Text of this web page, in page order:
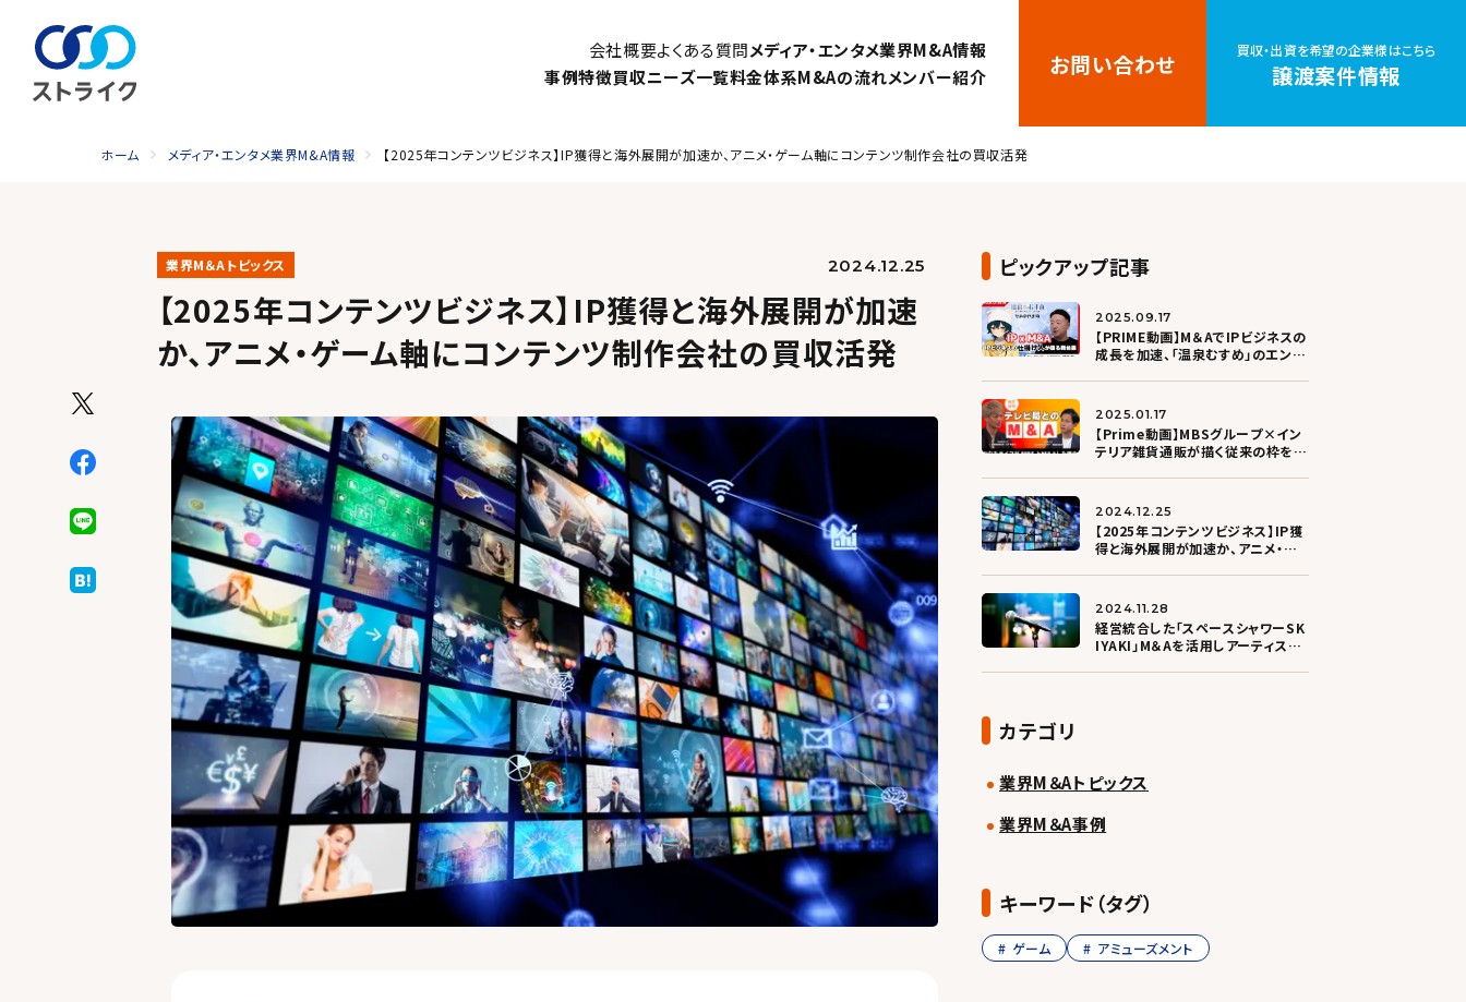
会社概要よくある質問メディア・エンタメ業界M&A情報
事例特徴買収ニーズ一覧料金体系M&Aの流れメンバー紹介 お問い合わせ 買収・出資を希望の企業様はこちら
譲渡案件情報
ホーム メディア・エンタメ業界M&A情報 【2025年コンテンツビジネス】IP獲得と海外展開が加速か、アニメ・ゲーム軸にコンテンツ制作会社の買収活発
業界M＆Aトピックス 2024.12.25
【2025年コンテンツビジネス】IP獲得と海外展開が加速
か、アニメ・ゲーム軸にコンテンツ制作会社の買収活発
ピックアップ記事
2025.09.17
【PRIME動画】M＆AでIPビジネスの
成長を加速、「温泉むすめ」のエンバ
2025.01.17
【Prime動画】MBSグループ×イン
テリア雑貨通販が描く従来の枠を超
2024.12.25
【2025年コンテンツビジネス】IP獲
得と海外展開が加速か、アニメ・ゲ
2024.11.28
経営統合した「スペースシャワーSK
IYAKI」M＆Aを活用しアーティスト
カテゴリ
業界M＆Aトピックス
業界M＆A事例
キーワード（タグ）
ゲーム アミューズメント